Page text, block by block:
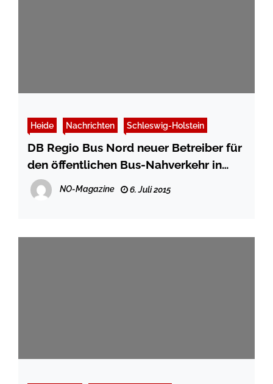
Heide Nachrichten Schleswig-Holstein
DB Regio Bus Nord neuer Betreiber für
den öffentlichen Bus-Nahverkehr in
Dithmarschen
NO-Magazine 6. Juli 2015